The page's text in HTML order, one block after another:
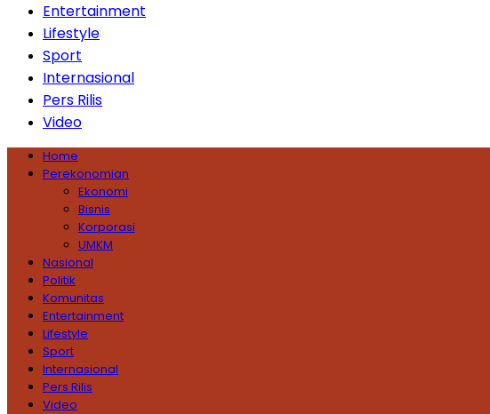
Entertainment
Lifestyle
Sport
Internasional
Pers Rilis
Video
Home
Perekonomian
Ekonomi
Bisnis
Korporasi
UMKM
Nasional
Politik
Komunitas
Entertainment
Lifestyle
Sport
Internasional
Pers Rilis
Video